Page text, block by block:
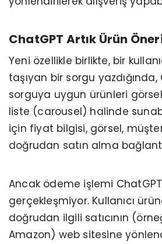
ChatGPT Artık Ürün
Yeni özellikle birlikte, bir
taşıyan bir sorgu yazdığında,
sorguya uygun ürünleri görsel
liste (carousel) halinde
için fiyat bilgisi, görsel,
doğrudan satın alma
Ancak ödeme işlemi
gerçekleşmiyor. Kullanıcı
doğrudan ilgili satıcının
Amazon) web sitesine